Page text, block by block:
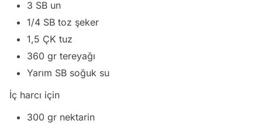
3 SB un
1/4 SB toz şeker
1,5 ÇK tuz
360 gr tereyağı
Yarım SB soğuk su
İç harcı için
300 gr nektarin